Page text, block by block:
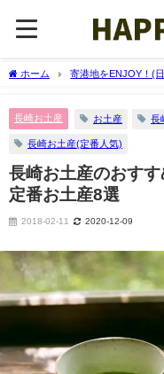
ホーム 寄港地をENJOY！(
長崎お土産 お土産 長
長崎お土産(定番人気)
長崎お土産のおす
定番お土産8選
2018-02-11 2020-12-09